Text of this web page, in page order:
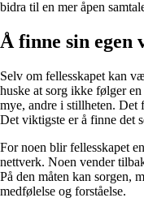
bidra til en mer åpen
Å finne sin egen
Selv om fellesskapet kan
huske at sorg ikke følger
mye, andre i stillheten. Det
Det viktigste er å finne det
For noen blir fellesskapet
nettverk. Noen vender
På den måten kan sorgen,
medfølelse og forståelse.